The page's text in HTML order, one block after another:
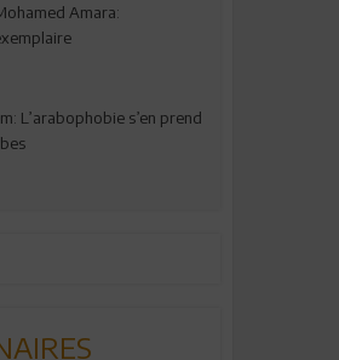
Amara:
L’arabophobie s’en prend